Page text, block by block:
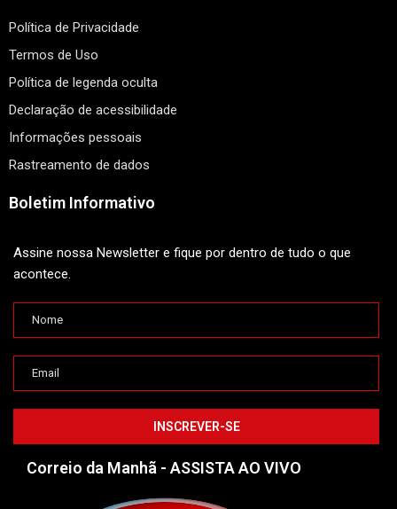
Política de Privacidade
Termos de Uso
Política de legenda oculta
Declaração de acessibilidade
Informações pessoais
Rastreamento de dados
Boletim Informativo
Assine nossa Newsletter e fique por dentro de tudo o que
acontece.
Correio da Manhã - ASSISTA AO VIVO